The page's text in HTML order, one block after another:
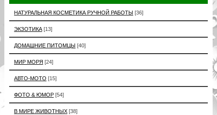
НАТУРАЛЬНАЯ КОСМЕТИКА РУЧНОЙ РАБОТЫ [36]
ЭКЗОТИКА [13]
ДОМАШНИЕ ПИТОМЦЫ [40]
МИР МОРЯ [24]
АВТО-МОТО [15]
ФОТО & ЮМОР [54]
В МИРЕ ЖИВОТНЫХ [38]